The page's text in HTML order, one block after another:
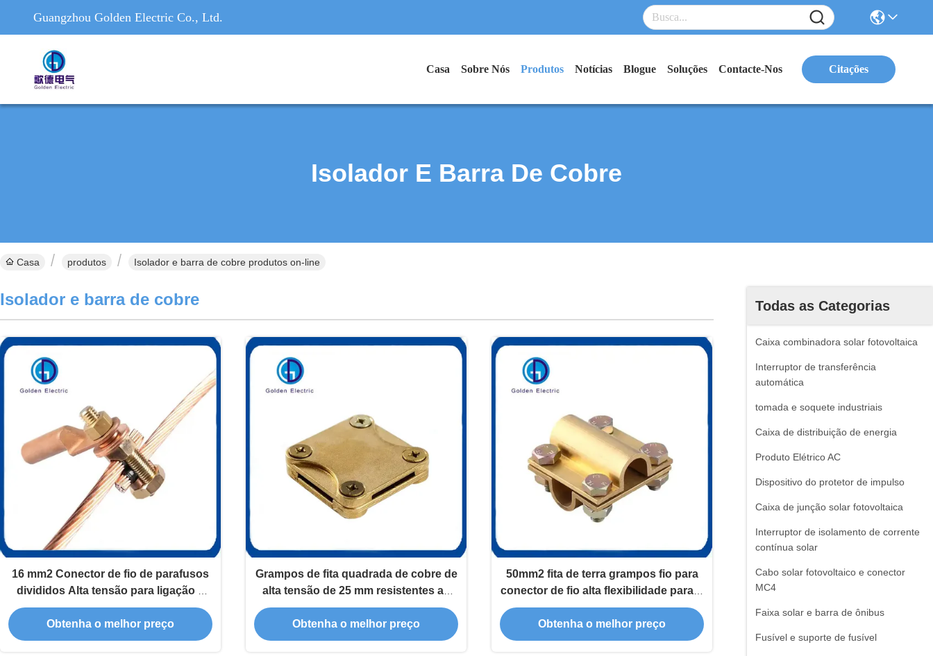
Guangzhou Golden Electric Co., Ltd.
Casa Sobre Nós Produtos Notícias Blogue Soluções Contacte-Nos Citações
Isolador E Barra De Cobre
Casa produtos Isolador e barra de cobre produtos on-line
Todas as Categorias
Caixa combinadora solar fotovoltaica
Interruptor de transferência
automática
tomada e soquete industriais
Caixa de distribuição de energia
Produto Elétrico AC
Dispositivo do protetor de impulso
Caixa de junção solar fotovoltaica
Interruptor de isolamento de corrente
contínua solar
Cabo solar fotovoltaico e conector
MC4
Faixa solar e barra de ônibus
Fusível e suporte de fusível
Isolador e barra de cobre
16 mm2 Conector de fio de parafusos
divididos Alta tensão para ligação à
terra
Obtenha o melhor preço
Grampos de fita quadrada de cobre de
alta tensão de 25 mm resistentes ao
desgaste
Obtenha o melhor preço
50mm2 fita de terra grampos fio para
conector de fio alta flexibilidade para o
sistema de barra de solo
Obtenha o melhor preço